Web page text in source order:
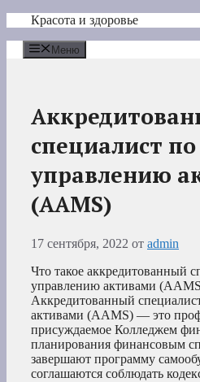
Перейти
содержимому
Красота и здоровье
Меню
специалист по
управлению
(AAMS)
17 сентября, 2022 от admin
Что такое аккредитованный
управлению активами
Аккредитованный
активами (AAMS) — это
присуждаемое Колледжем
планирования финансовым
завершают программу
соглашаются соблюдать